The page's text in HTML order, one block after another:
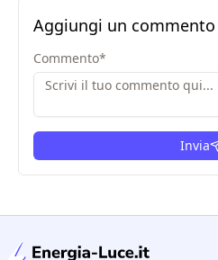
Aggiungi un commento
Commento*
Invia